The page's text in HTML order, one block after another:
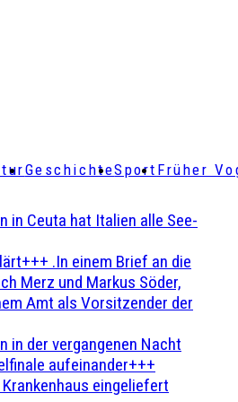
GeschichteSport Früher
in Ceuta hat Italien alle See-
.In einem Brief an die
Merz und Markus Söder,
Amt als Vorsitzender der
in der vergangenen Nacht
aufeinander+++
eingeliefert